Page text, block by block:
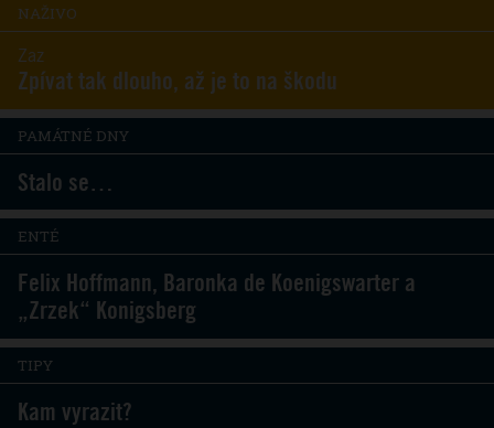
NAŽIVO
Zaz
Zpívat tak dlouho, až je to na škodu
PAMÁTNÉ DNY
Stalo se…
ENTÉ
Felix Hoffmann, Baronka de Koenigswarter a
„Zrzek“ Konigsberg
TIPY
Kam vyrazit?